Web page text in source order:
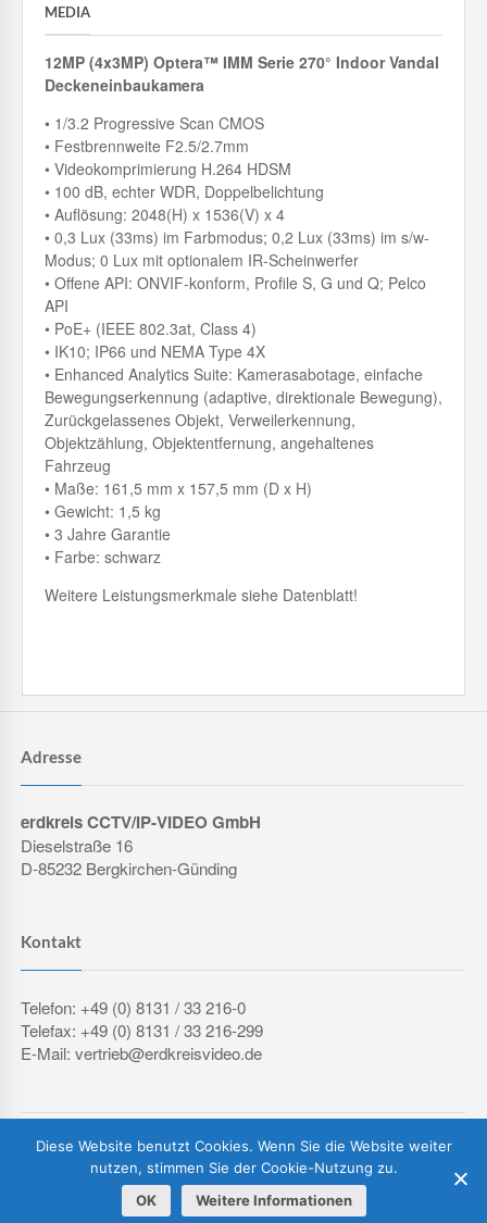
MEDIA
12MP (4x3MP) Optera™ IMM Serie 270° Indoor Vandal
Deckeneinbaukamera
• 1/3.2 Progressive Scan CMOS
• Festbrennweite F2.5/2.7mm
• Videokomprimierung H.264 HDSM
• 100 dB, echter WDR, Doppelbelichtung
• Auflösung: 2048(H) x 1536(V) x 4
• 0,3 Lux (33ms) im Farbmodus; 0,2 Lux (33ms) im s/w-
Modus; 0 Lux mit optionalem IR-Scheinwerfer
• Offene API: ONVIF-konform, Profile S, G und Q; Pelco
API
• PoE+ (IEEE 802.3at, Class 4)
• IK10; IP66 und NEMA Type 4X
• Enhanced Analytics Suite: Kamerasabotage, einfache
Bewegungserkennung (adaptive, direktionale Bewegung),
Zurückgelassenes Objekt, Verweilerkennung,
Objektzählung, Objektentfernung, angehaltenes
Fahrzeug
• Maße: 161,5 mm x 157,5 mm (D x H)
• Gewicht: 1,5 kg
• 3 Jahre Garantie
• Farbe: schwarz
Weitere Leistungsmerkmale siehe Datenblatt!
Adresse
erdkreis CCTV/IP-VIDEO GmbH
Dieselstraße 16
D-85232 Bergkirchen-Günding
Kontakt
Telefon: +49 (0) 8131 / 33 216-0
Telefax: +49 (0) 8131 / 33 216-299
E-Mail: vertrieb@erdkreisvideo.de
IMPRESSUM
DATENSCHUTZERKLÄRUNG AGB
Vertrag widerrufen
Diese Website benutzt Cookies. Wenn Sie die Website weiter
nutzen, stimmen Sie der Cookie-Nutzung zu.
OK
Weitere Informationen